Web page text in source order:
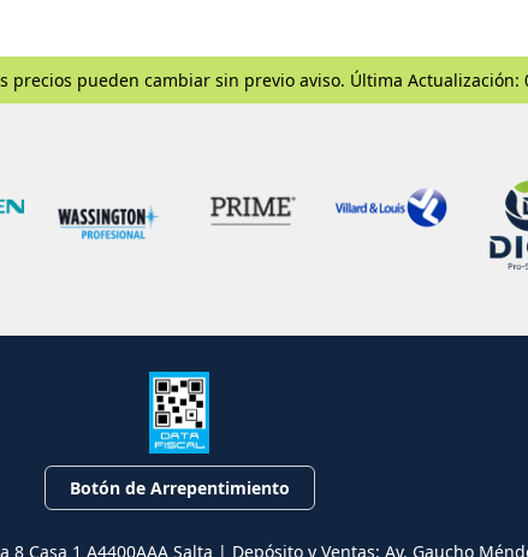
precios pueden cambiar sin previo aviso. Última Actualización:
Botón de Arrepentimiento
Casa 1 A4400AAA Salta | Depósito y Ventas: Av. Gaucho